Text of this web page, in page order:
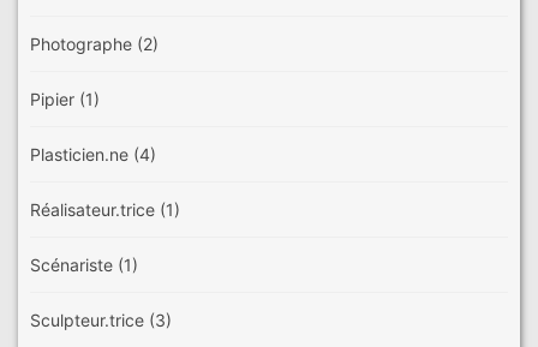
Photographe (2)
Pipier (1)
Plasticien.ne (4)
Réalisateur.trice (1)
Scénariste (1)
Sculpteur.trice (3)